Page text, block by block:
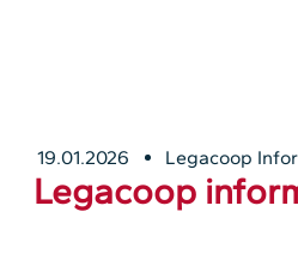
19.01.2026 Legacoop
Legacoop